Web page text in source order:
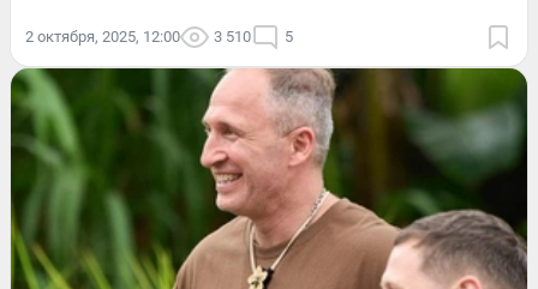
2 октября, 2025, 12:00 3 510 5